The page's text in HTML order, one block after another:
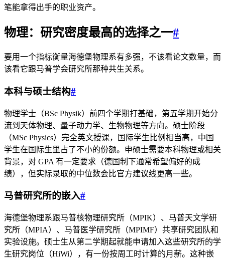
笔能拿得出手的职业资产。
物理：研究密度最高的选择之一#
要用一个指标衡量海德堡物理系有多强，不该看论文数量，而
该看它跟马普学会研究所那种共生关系。
本科与硕士结构#
物理学士（BSc Physik）前四个学期打基础，第五学期开始分
流到天体物理、量子动力学、生物物理等方向。硕士阶段
（MSc Physics）完全英文授课，国际学生比例相当高，中国
学生在国际生里占了不小的份额。申硕士需要本科物理或相关
背景，对 GPA 有一定要求（德国制下通常希望偏好的成
绩），但实际录取的中位数会比官方建议线更高一些。
马普研究所的嵌入#
海德堡物理系跟马普核物理研究所（MPIK）、马普天文学研
究所（MPIA）、马普医学研究所（MPIMF）共享研究团队和
实验设施。硕士生从第二学期起就能申请加入这些研究所的学
生研究岗位（HiWi），有一份按周工时计算的月薪。这种嵌